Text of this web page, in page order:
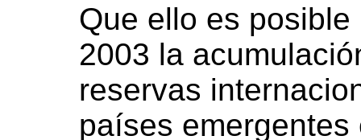
Que ello es
2003 la
reservas
países